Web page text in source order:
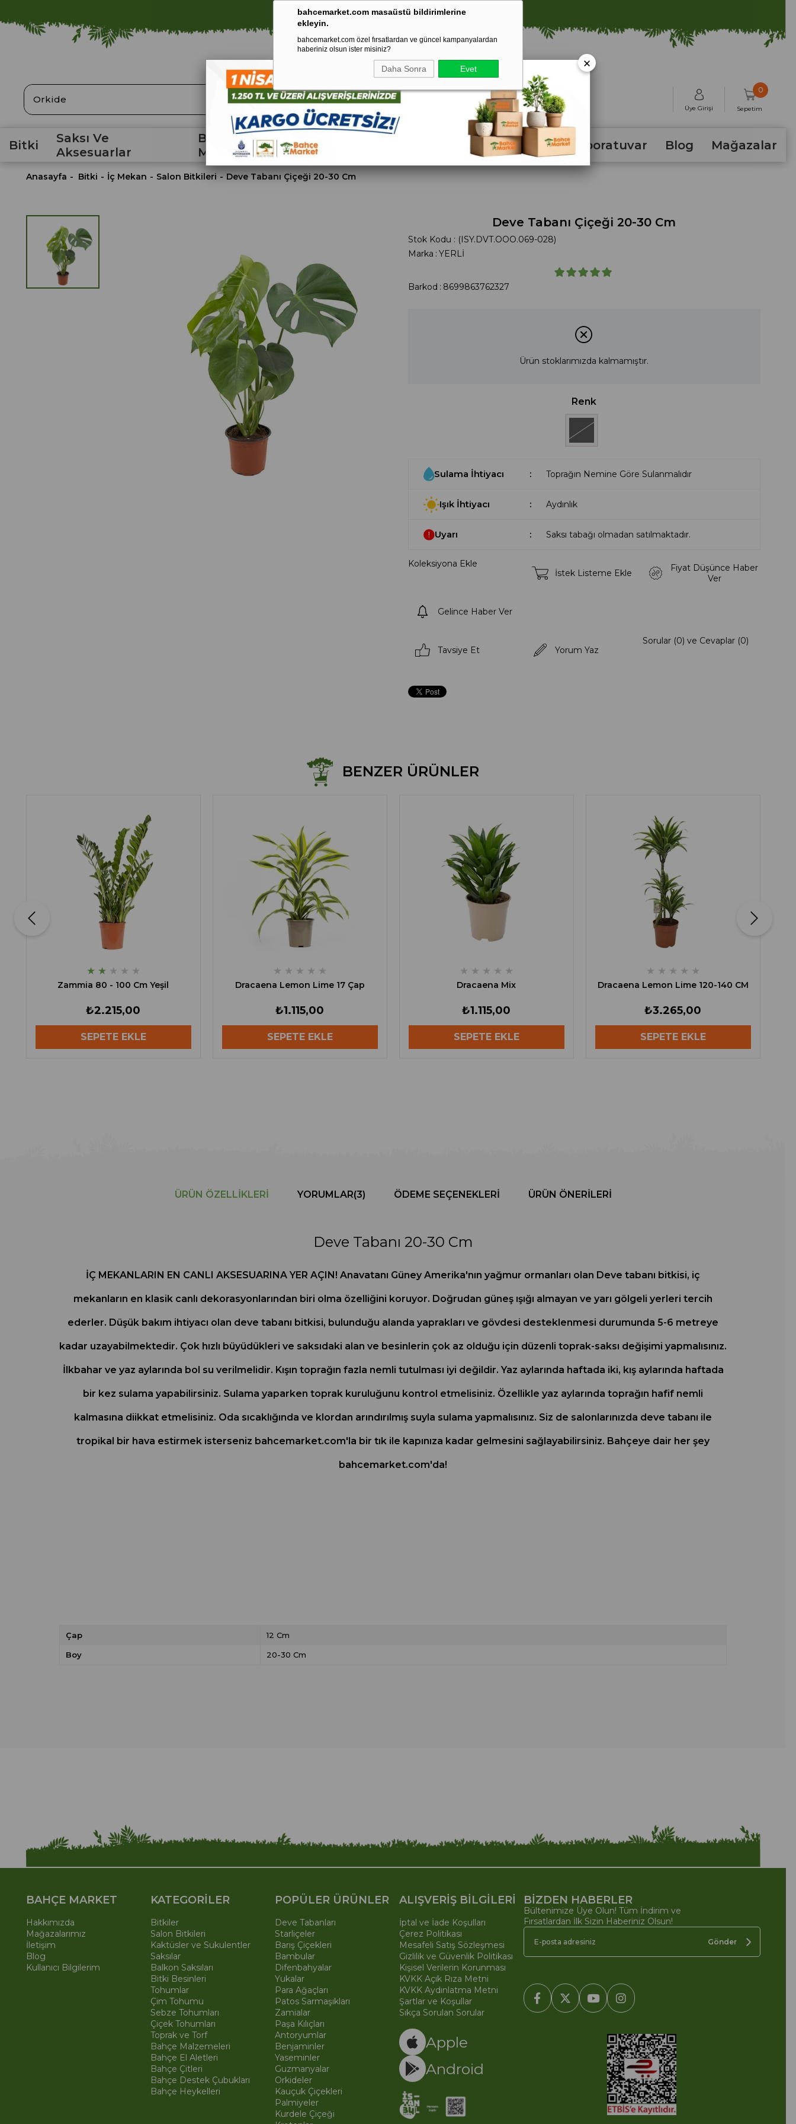
bahcemarket.com masaüstü bildirimlerine
ekleyin.
bahcemarket.com özel fırsatlardan ve güncel kampanyalardan
haberiniz olsun ister misiniz?
Daha Sonra Evet
🚀 1250 TL ÜZERİ ALIŞVERİŞLERDE KARGO ÜCRETSİZ!
⚠️ SATIŞLARIMIZ YALNIZCA İSTANBUL İLİ İLE SINIRLIDIR.
ARA
Üye Girişi Sepetim
0
Bitki
Saksı Ve
Aksesuarlar
Bahçe
Malzemeleri
Tohum Laboratuvar Blog Mağazalar
Anasayfa Bitki İç Mekan Salon Bitkileri Deve Tabanı Çiçeği 20-30 Cm
Deve Tabanı Çiçeği 20-30 Cm
Stok Kodu
(ISY.DVT.OOO.069-028)
Marka : YERLİ
Barkod : 8699863762327
Ürün stoklarımızda kalmamıştır.
Renk
Sulama İhtiyacı Toprağın Nemine Göre Sulanmalıdır
Işık İhtiyacı Aydınlık
Uyarı Saksı tabağı olmadan satılmaktadır.
Koleksiyona Ekle
İstek Listeme Ekle
Fiyat Düşünce Haber
Ver
Gelince Haber Ver
Tavsiye Et Yorum Yaz
Sorular (0) ve Cevaplar (0)
BENZER ÜRÜNLER
★ ★ ★ ★ ★
Zammia 80 - 100 Cm Yeşil
₺2.215,00
SEPETE EKLE
★ ★ ★ ★ ★
Dracaena Lemon Lime 17 Çap
₺1.115,00
SEPETE EKLE
★ ★ ★ ★ ★
Dracaena Mix
₺1.115,00
SEPETE EKLE
★ ★ ★ ★ ★
Dracaena Lemon Lime 120-140 CM
₺3.265,00
SEPETE EKLE
ÜRÜN ÖZELLIKLERI YORUMLAR(3) ÖDEME SEÇENEKLERI ÜRÜN ÖNERILERI
Deve Tabanı 20-30 Cm
İÇ MEKANLARIN EN CANLI AKSESUARINA YER AÇIN! Anavatanı Güney Amerika'nın yağmur ormanları olan Deve tabanı bitkisi, iç
mekanların en klasik canlı dekorasyonlarından biri olma özelliğini koruyor. Doğrudan güneş ışığı almayan ve yarı gölgeli yerleri tercih
ederler. Düşük bakım ihtiyacı olan deve tabanı bitkisi, bulunduğu alanda yaprakları ve gövdesi desteklenmesi durumunda 5-6 metreye
kadar uzayabilmektedir. Çok hızlı büyüdükleri ve saksıdaki alan ve besinlerin çok az olduğu için düzenli toprak-saksı değişimi yapmalısınız.
İlkbahar ve yaz aylarında bol su verilmelidir. Kışın toprağın fazla nemli tutulması iyi değildir. Yaz aylarında haftada iki, kış aylarında haftada
bir kez sulama yapabilirsiniz. Sulama yaparken toprak kuruluğunu kontrol etmelisiniz. Özellikle yaz aylarında toprağın hafif nemli
kalmasına diikkat etmelisiniz. Oda sıcaklığında ve klordan arındırılmış suyla sulama yapmalısınız. Siz de salonlarınızda deve tabanı ile
tropikal bir hava estirmek isterseniz bahcemarket.com'la bir tık ile kapınıza kadar gelmesini sağlayabilirsiniz. Bahçeye dair her şey
bahcemarket.com'da!
Çap 12 Cm
Boy 20-30 Cm
BAHÇE MARKET
Hakkımızda
Mağazalarımız
İletişim
Blog
Kullanıcı Bilgilerim
KATEGORİLER
Bitkiler
Salon Bitkileri
Kaktüsler ve Sukulentler
Saksılar
Balkon Saksıları
Bitki Besinleri
Tohumlar
Çim Tohumu
Sebze Tohumları
Çiçek Tohumları
Toprak ve Torf
Bahçe Malzemeleri
Bahçe El Aletleri
Bahçe Çitleri
Bahçe Destek Çubukları
Bahçe Heykelleri
POPÜLER ÜRÜNLER
Deve Tabanları
Starliçeler
Barış Çiçekleri
Bambular
Difenbahyalar
Yukalar
Para Ağaçları
Patos Sarmaşıkları
Zamialar
Paşa Kılıçları
Antoryumlar
Benjaminler
Yaseminler
Guzmanyalar
Orkideler
Kauçuk Çiçekleri
Palmiyeler
Kurdele Çiçeği
ALIŞVERİŞ BİLGİLERİ
İptal ve İade Koşulları
Çerez Politikası
Mesafeli Satış Sözleşmesi
Gizlilik ve Güvenlik Politikası
Kişisel Verilerin Korunması
KVKK Açık Rıza Metni
KVKK Aydınlatma Metni
Şartlar ve Koşullar
Sıkça Sorulan Sorular
Apple
Android
BİZDEN HABERLER
Bültenimize Üye Olun! Tüm İndirim ve
Fırsatlardan İlk Sizin Haberiniz Olsun!
Gönder
×